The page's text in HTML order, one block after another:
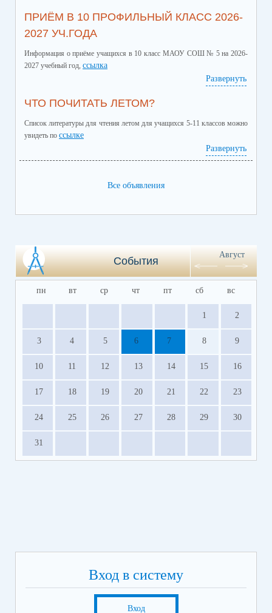
ПРИЁМ В 10 ПРОФИЛЬНЫЙ КЛАСС 2026-
2027 УЧ.ГОДА
Информация о приёме учащихся в 10 класс МАОУ СОШ № 5 на 2026-
2027 учебный год, ссылка
Развернуть
ЧТО ПОЧИТАТЬ ЛЕТОМ?
Список литературы для чтения летом для учащихся 5-11 классов можно
увидеть по ссылке
Развернуть
Все объявления
События
Август
пн вт ср чт пт сб вс
1 2
3 4 5 6 7 8 9
10 11 12 13 14 15 16
17 18 19 20 21 22 23
24 25 26 27 28 29 30
31
Вход в систему
Вход